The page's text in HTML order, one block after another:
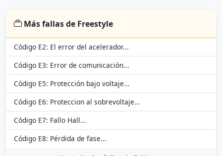
Más fallas de Freestyle
Código E2: El error del acelerador...
Código E3: Error de comunicación...
Código E5: Protección bajo voltaje...
Código E6: Proteccion al sobrevoltaje...
Código E7: Fallo Hall...
Código E8: Pérdida de fase...